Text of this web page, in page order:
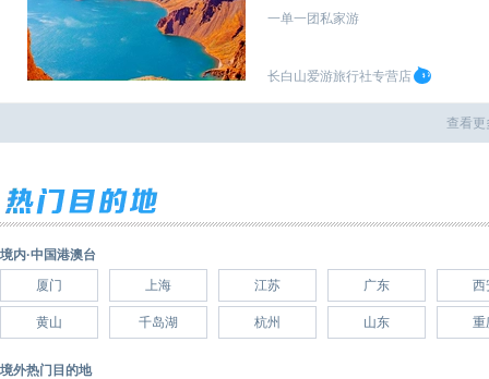
一单一团私家游
长白山爱游旅行社专营店
查看更
境内·中国港澳台
厦门
上海 江苏 广东 西
黄山 千岛湖 杭州 山东 重
境外热门目的地